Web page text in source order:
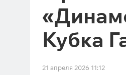
Кубка
21 апреля 2026 11:12